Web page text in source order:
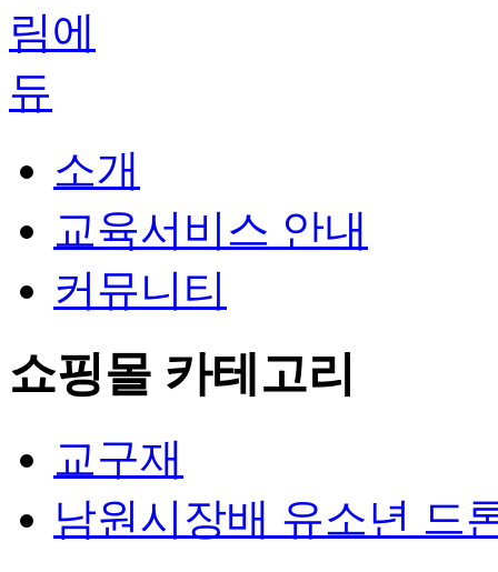
소개
교육서비스 안내
커뮤니티
쇼핑몰 카테고리
교구재
남원시장배 유소년 드